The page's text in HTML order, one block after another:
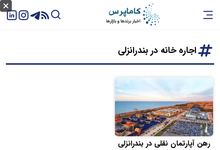
اجاره خانه در بندرانزلی
رهن آپارتمان نقلی در بندرانزلی